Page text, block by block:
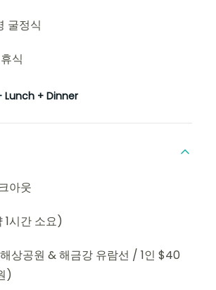
굴정식
식
Lunch + Dinner
아웃
1시간 소요)
상공원 & 해금강 유람선 / 1인 $40
)